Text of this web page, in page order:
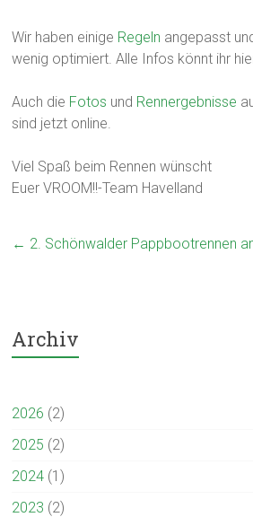
Wir haben einige Regeln angepasst
wenig optimiert. Alle Infos könnt ihr
Auch die Fotos und Rennergebnisse
sind jetzt online.
Viel Spaß beim Rennen wünscht
Euer VROOM!!-Team Havelland
← 2. Schönwalder Pappbootrennen
Archiv
2026 (2)
2025 (2)
2024 (1)
2023 (2)